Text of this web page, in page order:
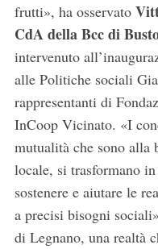
frutti», ha osservato
CdA della Bcc di
intervenuto
alle Politiche sociali
rappresentanti di
InCoop Vicinato. «I
mutualità che sono alla
locale, si trasformano
sostenere e aiutare le
a precisi bisogni
di Legnano, una realtà